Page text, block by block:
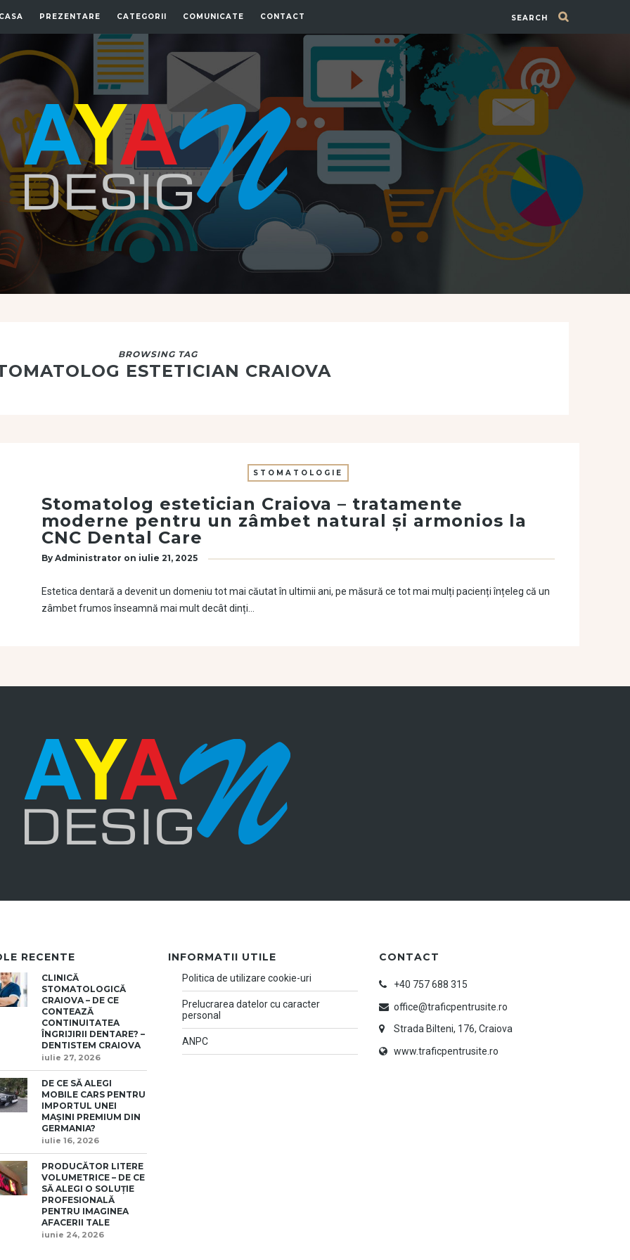
SEARCH
PREZENTARE CATEGORII COMUNICATE CONTACT
BROWSING TAG
ESTETICIAN CRAIOVA
STOMATOLOGIE
Stomatolog estetician Craiova – tratamente
moderne pentru un zâmbet natural și armonios la
CNC Dental Care
By Administrator on iulie 21, 2025
Estetica dentară a devenit un domeniu tot mai căutat în ultimii ani, pe măsură ce tot mai mulți pacienți înțeleg că un
zâmbet frumos înseamnă mai mult decât dinți…
RECENTE
CLINICĂ
STOMATOLOGICĂ
CRAIOVA – DE CE
CONTEAZĂ
CONTINUITATEA
ÎNGRIJIRII DENTARE? –
DENTISTEM CRAIOVA
iulie 27, 2026
DE CE SĂ ALEGI
MOBILE CARS PENTRU
IMPORTUL UNEI
MAȘINI PREMIUM DIN
GERMANIA?
iulie 16, 2026
PRODUCĂTOR LITERE
VOLUMETRICE – DE CE
SĂ ALEGI O SOLUȚIE
PROFESIONALĂ
PENTRU IMAGINEA
AFACERII TALE
iunie 24, 2026
INFORMATII UTILE
Politica de utilizare cookie-uri
Prelucrarea datelor cu caracter
personal
ANPC
CONTACT
+40 757 688 315
office@traficpentrusite.ro
Strada Bilteni, 176, Craiova
www.traficpentrusite.ro